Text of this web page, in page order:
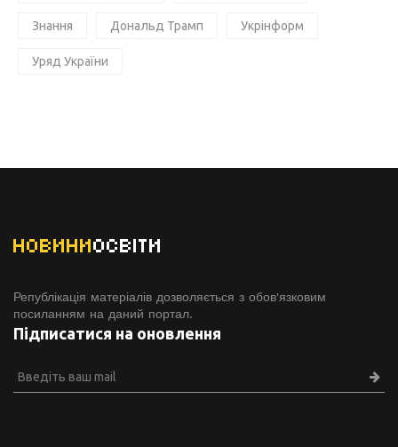
Знання Дональд Трамп Укрінформ
Уряд України
НОВИНИОСВІТИ
Републікація матеріалів дозволяється з обов'язковим
посиланням на даний портал.
Підписатися на оновлення